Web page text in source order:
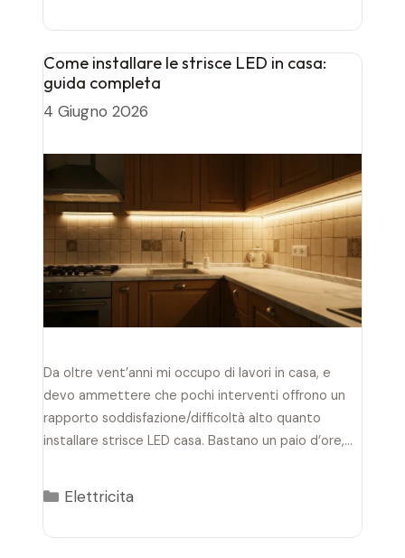
Come installare le strisce LED in casa:
guida completa
4 Giugno 2026
Da oltre vent’anni mi occupo di lavori in casa, e
devo ammettere che pochi interventi offrono un
rapporto soddisfazione/difficoltà alto quanto
installare strisce LED casa. Bastano un paio d’ore,
Categorie
Elettricita